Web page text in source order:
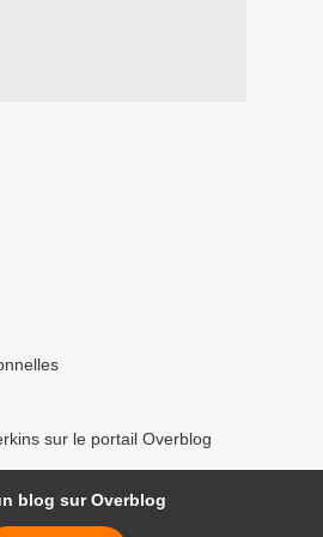
sur le portail Overblog
blog sur Overblog